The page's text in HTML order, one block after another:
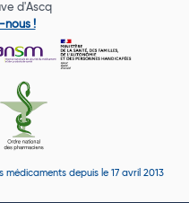
d'Ascq
!
depuis le 17 avril 2013